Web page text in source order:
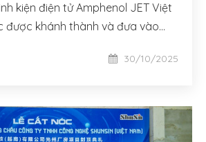
kiện điện tử Amphenol JET Việt
được khánh thành và đưa vào
30/10/2025